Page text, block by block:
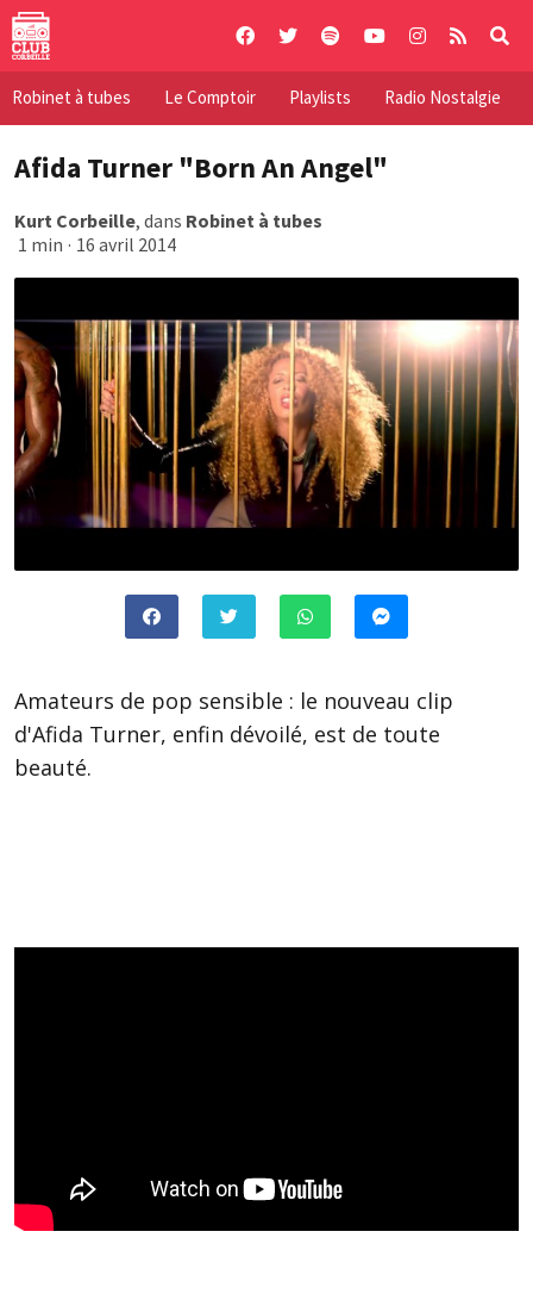
Skip
content
Robinet à tubes Le Comptoir Playlists Radio Nostalgie
Afida Turner "Born An Angel"
Kurt Corbeille, dans Robinet à tubes
1 min · 16 avril 2014
Amateurs de pop sensible : le nouveau clip
d'Afida Turner, enfin dévoilé, est de toute
beauté.